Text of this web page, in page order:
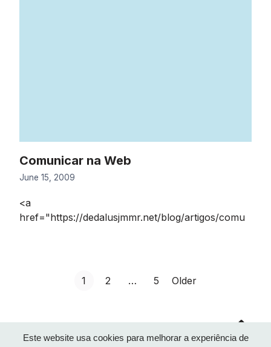
Este website usa cookies para melhorar a experiência de
Comunicar na Web
June 15, 2009
<a
href="https://dedalusjmmr.net/blog/artigos/comu
pagination
G
o
1
G
o
2 …
G
o
5 Older
to
top